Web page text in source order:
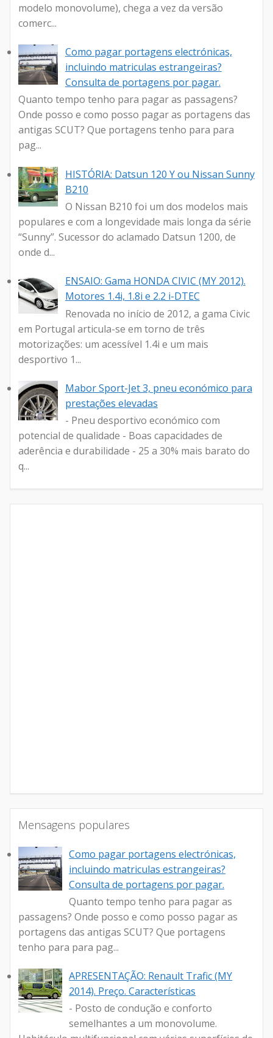
modelo monovolume), chega a vez da versão
comerc...
Como pagar portagens electrónicas,
incluindo matriculas estrangeiras?
Consulta de portagens por pagar.
Quanto tempo tenho para pagar as passagens?
Onde posso e como posso pagar as portagens das
antigas SCUT? Que portagens tenho para para
pag...
HISTÓRIA: Datsun 120 Y ou Nissan Sunny
B210
O Nissan B210 foi um dos modelos mais
populares e com a longevidade mais longa da série
“Sunny”. Sucessor do aclamado Datsun 1200, de
onde d...
ENSAIO: Gama HONDA CIVIC (MY 2012).
Motores 1.4i, 1.8i e 2.2 i-DTEC
Renovada no início de 2012, a gama Civic
em Portugal articula-se em torno de três
motorizações: um acessível 1.4i e um mais
desportivo 1...
Mabor Sport-Jet 3, pneu económico para
prestações elevadas
- Pneu desportivo económico com
potencial de qualidade - Boas capacidades de
aderência e durabilidade - 25 a 30% mais barato do
q...
Mensagens populares
Como pagar portagens electrónicas,
incluindo matriculas estrangeiras?
Consulta de portagens por pagar.
Quanto tempo tenho para pagar as
passagens? Onde posso e como posso pagar as
portagens das antigas SCUT? Que portagens
tenho para para pag...
APRESENTAÇÃO: Renault Trafic (MY
2014). Preço. Características
- Posto de condução e conforto
semelhantes a um monovolume.